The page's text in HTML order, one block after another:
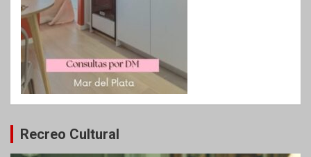
Recreo Cultural